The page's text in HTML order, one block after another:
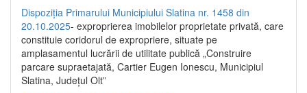
Dispoziția Primarului Municipiului Slatina nr. 1458 din
20.10.2025- exproprierea imobilelor proprietate privată, care
constituie coridorul de expropriere, situate pe
amplasamentul lucrării de utilitate publică „Construire
parcare supraetajată, Cartier Eugen Ionescu, Municipiul
Slatina, Județul Olt”